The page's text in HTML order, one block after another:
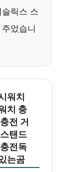
릭스 스
었습니
워치
치 충
전 거
탠드
전독
는곰